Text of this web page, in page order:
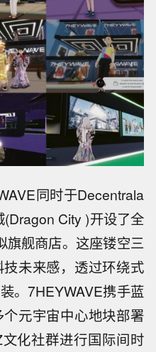
同时于Decentrala
City )开设了全
旗舰商店。这座镂空三
未来感，透过环绕式
。7HEYWAVE携手蓝
元宇宙中心地块部署
化社群进行国际间时